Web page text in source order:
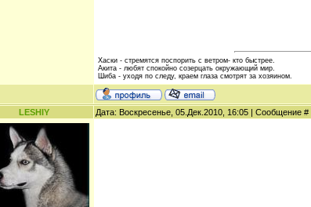
Хаски - стремятся поспорить с ветром- кто быстрее.
Акита - любят спокойно созерцать окружающий мир.
Шиба - уходя по следу, краем глаза смотрят за хозяином.
LESHIY Дата: Воскресенье, 05.Дек.2010, 16:05 | Сообщение #